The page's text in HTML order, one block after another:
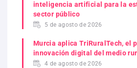
inteligencia artificial para la
sector público
5 de agosto de 2026
Murcia aplica TriRuralTech, el
innovación digital del medio
4 de agosto de 2026